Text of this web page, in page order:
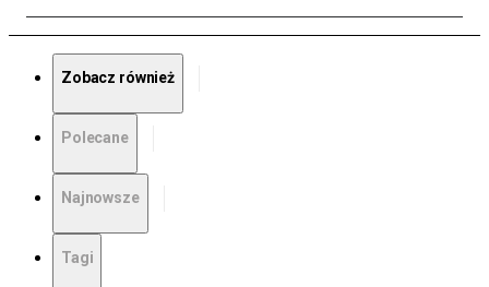
Zobacz również
Polecane
Najnowsze
Tagi